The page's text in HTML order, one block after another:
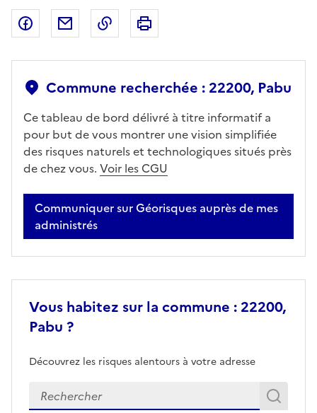
Partager sur Facebook
Partager par emailCopier dans le presse-papier
Commune recherchée : 22200, Pabu
Ce tableau de bord délivré à titre informatif a
pour but de vous montrer une vision simplifiée
des risques naturels et technologiques situés près
de chez vous. Voir les CGU
Communiquer sur Géorisques auprès de mes
administrés
Vous habitez sur la commune : 22200,
Pabu ?
Découvrez les risques alentours à votre adresse
Veuillez renseigner votre adresse exacte